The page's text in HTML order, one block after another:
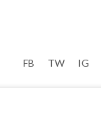
FB TW IG